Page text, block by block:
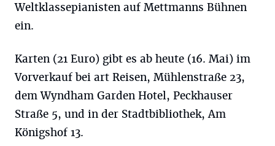
Weltklassepianisten auf Mettmanns Bühnen
ein.
Karten (21 Euro) gibt es ab heute (16. Mai) im
Vorverkauf bei art Reisen, Mühlenstraße 23,
dem Wyndham Garden Hotel, Peckhauser
Straße 5, und in der Stadtbibliothek, Am
Königshof 13.